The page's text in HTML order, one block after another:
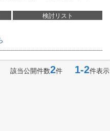
検討リスト
該当公開件数2件 1-2件表示